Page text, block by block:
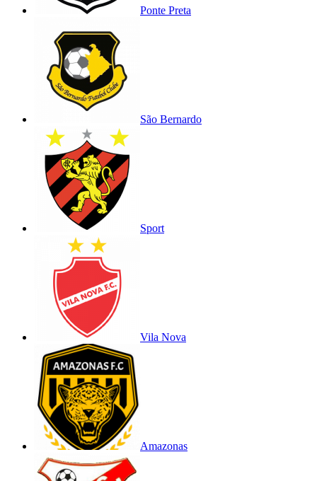
Ponte Preta
São Bernardo
Sport
Vila Nova
Amazonas